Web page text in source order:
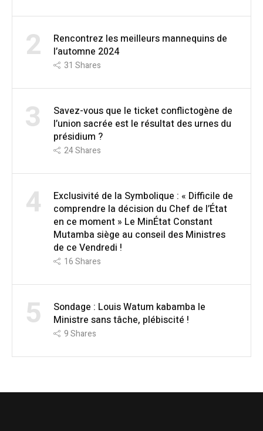
2
Rencontrez les meilleurs mannequins de
l’automne 2024
31 Shares
3
Savez-vous que le ticket conflictogène de
l’union sacrée est le résultat des urnes du
présidium ?
24Shares
4
Exclusivité de la Symbolique : « Difficile de
comprendre la décision du Chef de l’État
en ce moment » Le MinÉtat Constant
Mutamba siège au conseil des Ministres
de ce Vendredi !
16Shares
5
Sondage : Louis Watum kabamba le
Ministre sans tâche, plébiscité !
9Shares